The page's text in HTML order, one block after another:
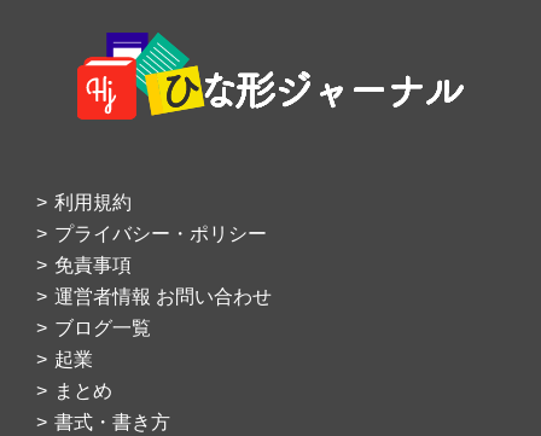
Footer
利用規約
プライバシー・ポリシー
免責事項
運営者情報 お問い合わせ
ブログ一覧
起業
まとめ
書式・書き方